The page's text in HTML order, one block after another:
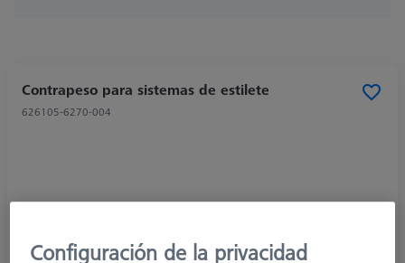
Contrapeso para sistemas de estilete
626105-6270-004
Configuración de la privacidad